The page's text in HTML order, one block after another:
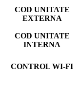
COD UNITATE
EXTERNA
COD UNITATE
INTERNA
CONTROL WI-FI